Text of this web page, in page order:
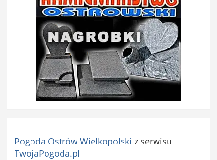
Pogoda Ostrów Wielkopolski z serwisu
TwojaPogoda.pl